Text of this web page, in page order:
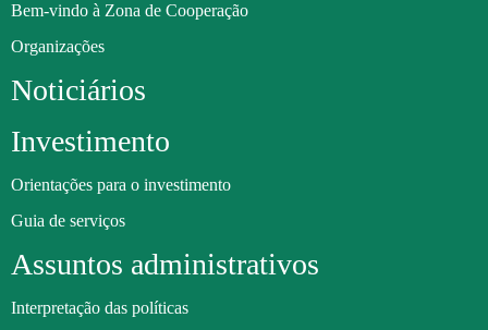
Bem-vindo à Zona de Cooperação
Organizações
Noticiários
Investimento
Orientações para o investimento
Guia de serviços
Assuntos administrativos
Interpretação das políticas